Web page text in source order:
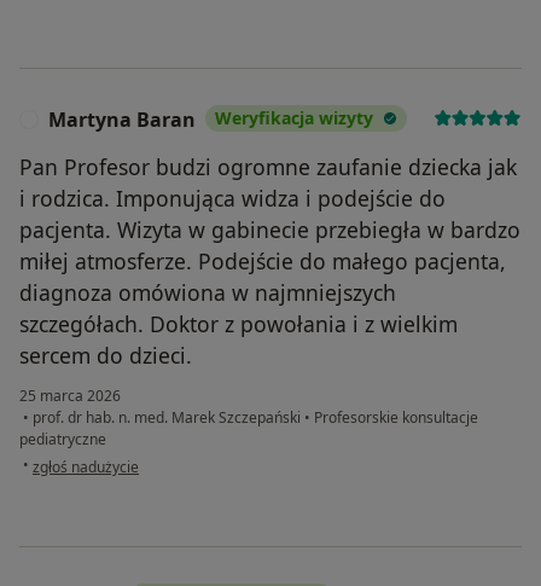
Martyna Baran Weryfikacja wizyty
Pan Profesor budzi ogromne zaufanie dziecka jak
i rodzica. Imponująca widza i podejście do
pacjenta. Wizyta w gabinecie przebiegła w bardzo
miłej atmosferze. Podejście do małego pacjenta,
diagnoza omówiona w najmniejszych
szczegółach. Doktor z powołania i z wielkim
sercem do dzieci.
25 marca 2026
• prof. dr hab. n. med. Marek Szczepański • Profesorskie konsultacje
pediatryczne
• w opinii użytkownika Martyna Baran
zgłoś nadużycie